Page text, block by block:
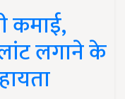
कमाई,
लगाने के